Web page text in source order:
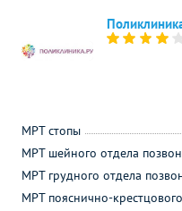
МРТ стопы
МРТ шейного отдела
МРТ грудного отдела
МРТ пояснично-